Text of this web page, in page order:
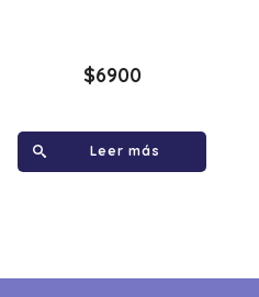
$6900
Leer más